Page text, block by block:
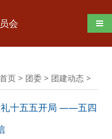
会 导
页 > 团委 > 团建动态 >
礼十五五开局 ——五四